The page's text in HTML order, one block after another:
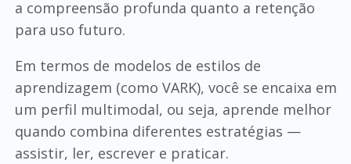
a compreensão profunda quanto a retenção
para uso futuro.
Em termos de modelos de estilos de
aprendizagem (como VARK), você se encaixa em
um perfil multimodal, ou seja, aprende melhor
quando combina diferentes estratégias —
assistir, ler, escrever e praticar.